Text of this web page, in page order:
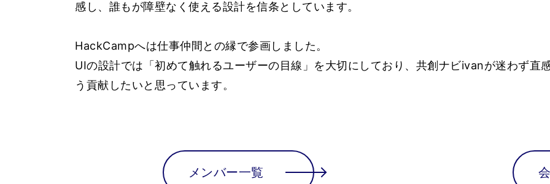
感し、誰もが障壁なく使える設計を信条としています。
HackCampへは仕事仲間との縁で参画しました。
UIの設計では「初めて触れるユーザーの目線」を大切にしており、共創ナビivanが迷わず直
う貢献したいと思っています。
メンバー一覧